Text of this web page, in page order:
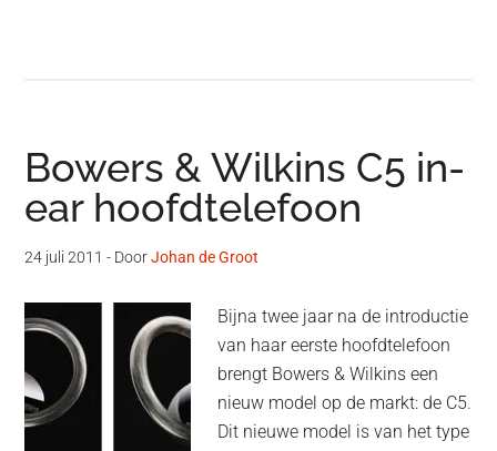
Bowers & Wilkins C5 in-
ear hoofdtelefoon
24 juli 2011 - DoorJohan de Groot
Bijna twee jaar na de introductie
van haar eerste hoofdtelefoon
brengt Bowers & Wilkins een
nieuw model op de markt: de C5.
Dit nieuwe model is van het type